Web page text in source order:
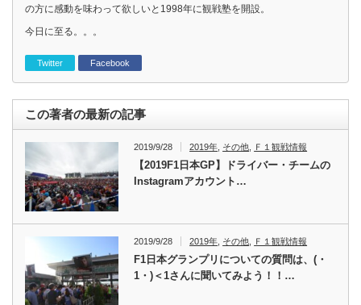
の方に感動を味わって欲しいと1998年に観戦塾を開設。
今日に至る。。。
Twitter Facebook
この著者の最新の記事
2019/9/28 2019年 その他 Ｆ１観戦情報
【2019F1日本GP】ドライバー・チームの
Instagramアカウント…
2019/9/28 2019年, その他, Ｆ１観戦情報
F1日本グランプリについての質問は、(・
1・)＜1さんに聞いてみよう！！…